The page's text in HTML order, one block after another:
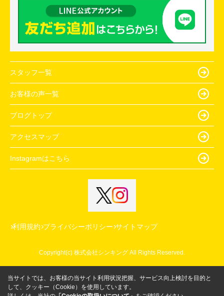
スタッフ一覧
お客様の声一覧
ブログトップ
アクセスマップ
Instagramはこちら
利用規約 プライバシーポリシー サイトマップ
Copyright(c) 株式会社シンキング All Rights Reserved.
当サイトでは、お客様の当サイト利用状況把握、サービス向上検討を目的と
して、クッキー（Cookie）を使用しています。